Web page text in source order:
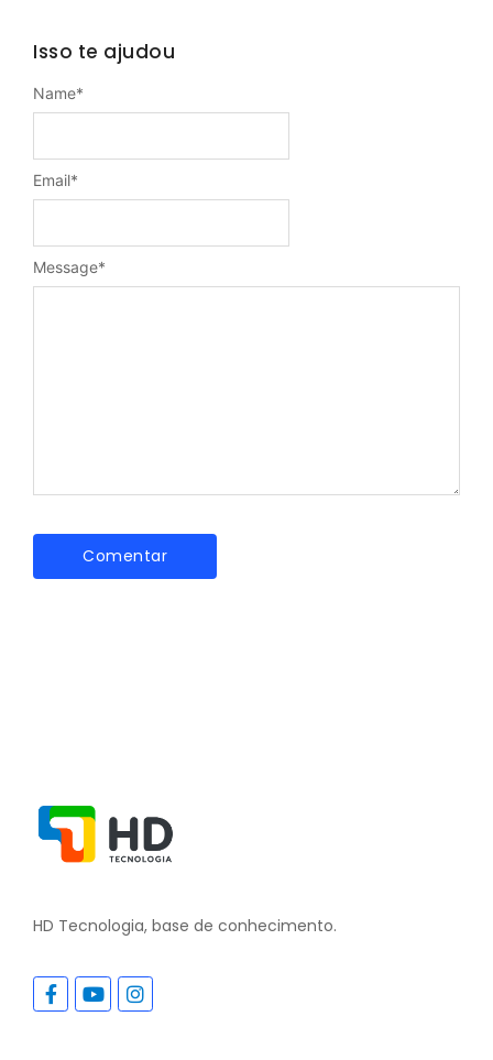
Isso te ajudou
Message*
Name*
Email*
HD Tecnologia, base de conhecimento.